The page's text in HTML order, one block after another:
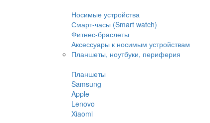
Носимые устройства
Смарт-часы (Smart watch)
Фитнес-браслеты
Аксессуары к носимым устройствам
Планшеты, ноутбуки, периферия
Планшеты
Samsung
Apple
Lenovo
Xiaomi